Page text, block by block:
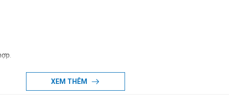
với 960mg trong mỗi 12 giờ.
XEM THÊM